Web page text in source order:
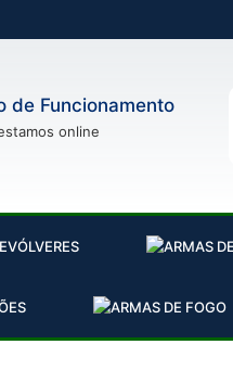
de Funcionamento
online